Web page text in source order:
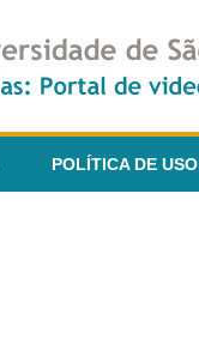
POLÍTICA DE USO